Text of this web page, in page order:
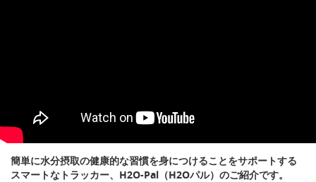
簡単に水分摂取の健康的な習慣を身につけることをサポートする
スマートなトラッカー、H2O-Pal（H2Oパル）のご紹介です。